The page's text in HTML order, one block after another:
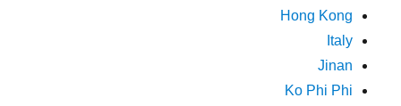
Hong Kong
Italy
Jinan
Ko Phi Phi